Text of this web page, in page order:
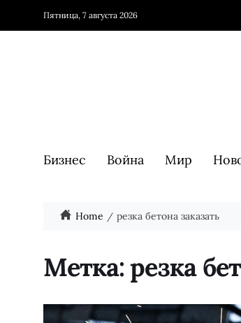
Пятница, 7 августа 2026
Бизнес Война Мир
Home резка бетона заказать
Метка:резка